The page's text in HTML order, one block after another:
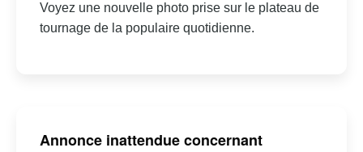
Voyez une nouvelle photo prise sur le plateau de
tournage de la populaire quotidienne.
Annonce inattendue concernant